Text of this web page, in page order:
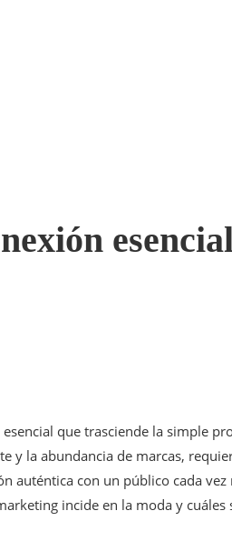
que trasciende la simple
y la abundancia de marcas,
auténtica con un público cada vez
incide en la moda y cuáles